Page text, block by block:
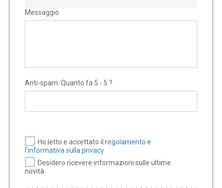
Messaggio
Anti-spam: Quanto fa 5 - 5 ?
Ho letto e accettato il regolamento e
l'informativa sulla privacy
Desidero ricevere informazioni sulle ultime
novità